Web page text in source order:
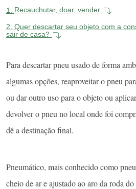
1. Recauchutar, doar, vender
2. Quer descartar seu objeto com a
sair de casa?
Para descartar pneu usado de forma
algumas opções, reaproveitar o pneu
ou dar outro uso para o objeto ou
devolver o pneu no local onde foi
dê a destinação final.
Pneumático, mais conhecido como
cheio de ar e ajustado ao aro da roda